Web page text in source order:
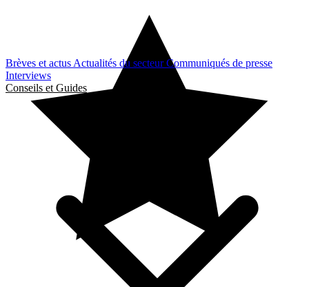
Brèves et actus Actualités du secteurCommuniqués de presse
Interviews
Conseils et Guides